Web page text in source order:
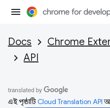
Docs Chrome
API
এই পৃষ্ঠাটিCloud Translation API